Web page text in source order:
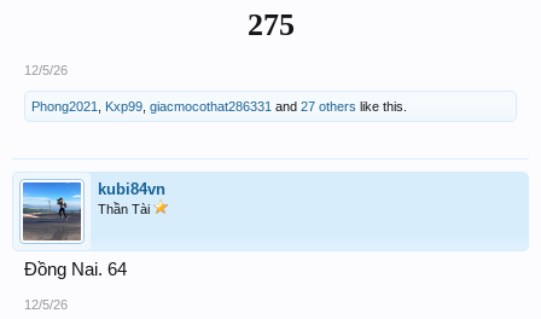
275
12/5/26
Phong2021 Kxp99 giacmocothat286331 and 27 others like this.
kubi84vn
Thần Tài
Đồng Nai. 64
12/5/26